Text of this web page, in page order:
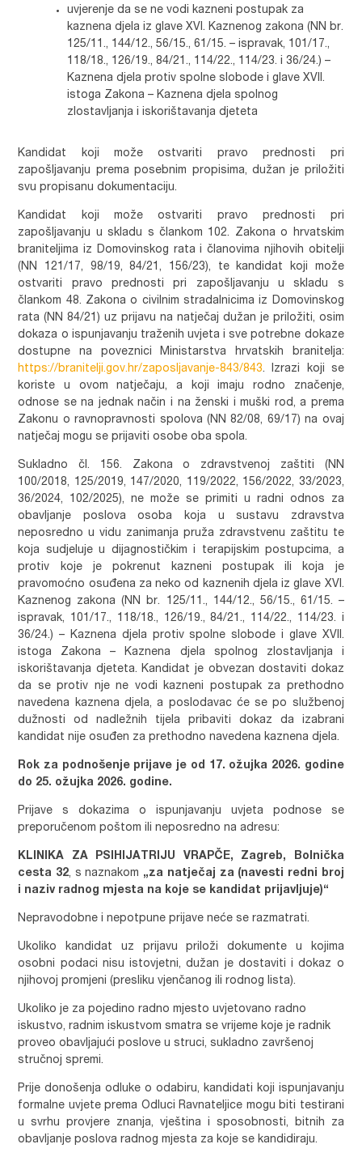
uvjerenje da se ne vodi kazneni postupak za
kaznena djela iz glave XVI. Kaznenog zakona (NN br.
125/11., 144/12., 56/15., 61/15. – ispravak, 101/17.,
118/18., 126/19., 84/21., 114/22., 114/23. i 36/24.) –
Kaznena djela protiv spolne slobode i glave XVII.
istoga Zakona – Kaznena djela spolnog
zlostavljanja i iskorištavanja djeteta
Kandidat koji može ostvariti pravo prednosti pri
zapošljavanju prema posebnim propisima, dužan je priložiti
svu propisanu dokumentaciju.
Kandidat koji može ostvariti pravo prednosti pri
zapošljavanju u skladu s člankom 102. Zakona o hrvatskim
braniteljima iz Domovinskog rata i članovima njihovih obitelji
(NN 121/17, 98/19, 84/21, 156/23), te kandidat koji može
ostvariti pravo prednosti pri zapošljavanju u skladu s
člankom 48. Zakona o civilnim stradalnicima iz Domovinskog
rata (NN 84/21) uz prijavu na natječaj dužan je priložiti, osim
dokaza o ispunjavanju traženih uvjeta i sve potrebne dokaze
dostupne na poveznici Ministarstva hrvatskih branitelja:
https://branitelji.gov.hr/zaposljavanje-843/843. Izrazi koji se
koriste u ovom natječaju, a koji imaju rodno značenje,
odnose se na jednak način i na ženski i muški rod, a prema
Zakonu o ravnopravnosti spolova (NN 82/08, 69/17) na ovaj
natječaj mogu se prijaviti osobe oba spola.
Sukladno čl. 156. Zakona o zdravstvenoj zaštiti (NN
100/2018, 125/2019, 147/2020, 119/2022, 156/2022, 33/2023,
36/2024, 102/2025), ne može se primiti u radni odnos za
obavljanje poslova osoba koja u sustavu zdravstva
neposredno u vidu zanimanja pruža zdravstvenu zaštitu te
koja sudjeluje u dijagnostičkim i terapijskim postupcima, a
protiv koje je pokrenut kazneni postupak ili koja je
pravomoćno osuđena za neko od kaznenih djela iz glave XVI.
Kaznenog zakona (NN br. 125/11., 144/12., 56/15., 61/15. –
ispravak, 101/17., 118/18., 126/19., 84/21., 114/22., 114/23. i
36/24.) – Kaznena djela protiv spolne slobode i glave XVII.
istoga Zakona – Kaznena djela spolnog zlostavljanja i
iskorištavanja djeteta. Kandidat je obvezan dostaviti dokaz
da se protiv nje ne vodi kazneni postupak za prethodno
navedena kaznena djela, a poslodavac će se po službenoj
dužnosti od nadležnih tijela pribaviti dokaz da izabrani
kandidat nije osuđen za prethodno navedena kaznena djela.
Rok za podnošenje prijave je od 17. ožujka 2026. godine
do 25. ožujka 2026. godine.
Prijave s dokazima o ispunjavanju uvjeta podnose se
preporučenom poštom ili neposredno na adresu:
KLINIKA ZA PSIHIJATRIJU VRAPČE, Zagreb, Bolnička
cesta 32, s naznakom „za natječaj za (navesti redni broj
i naziv radnog mjesta na koje se kandidat prijavljuje)“
Nepravodobne i nepotpune prijave neće se razmatrati.
Ukoliko kandidat uz prijavu priloži dokumente u kojima
osobni podaci nisu istovjetni, dužan je dostaviti i dokaz o
njihovoj promjeni (presliku vjenčanog ili rodnog lista).
Ukoliko je za pojedino radno mjesto uvjetovano radno
iskustvo, radnim iskustvom smatra se vrijeme koje je radnik
proveo obavljajući poslove u struci, sukladno završenoj
stručnoj spremi.
Prije donošenja odluke o odabiru, kandidati koji ispunjavanju
formalne uvjete prema Odluci Ravnateljice mogu biti testirani
u svrhu provjere znanja, vještina i sposobnosti, bitnih za
obavljanje poslova radnog mjesta za koje se kandidiraju.